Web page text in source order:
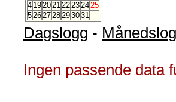
4 19202122232425
5262728293031
Dagslogg -
Ingen passende data